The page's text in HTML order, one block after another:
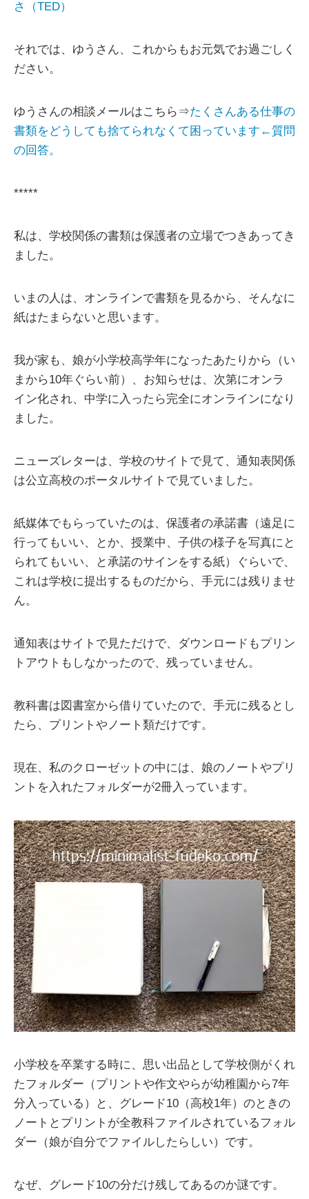
さ（TED）
それでは、ゆうさん、これからもお元気でお過ごしく
ださい。
ゆうさんの相談メールはこちら⇒たくさんある仕事の
書類をどうしても捨てられなくて困っています←質問
の回答。
*****
私は、学校関係の書類は保護者の立場でつきあってき
ました。
いまの人は、オンラインで書類を見るから、そんなに
紙はたまらないと思います。
我が家も、娘が小学校高学年になったあたりから（い
まから10年ぐらい前）、お知らせは、次第にオンラ
イン化され、中学に入ったら完全にオンラインになり
ました。
ニューズレターは、学校のサイトで見て、通知表関係
は公立高校のポータルサイトで見ていました。
紙媒体でもらっていたのは、保護者の承諾書（遠足に
行ってもいい、とか、授業中、子供の様子を写真にと
られてもいい、と承諾のサインをする紙）ぐらいで、
これは学校に提出するものだから、手元には残りませ
ん。
通知表はサイトで見ただけで、ダウンロードもプリン
トアウトもしなかったので、残っていません。
教科書は図書室から借りていたので、手元に残るとし
たら、プリントやノート類だけです。
現在、私のクローゼットの中には、娘のノートやプリ
ントを入れたフォルダーが2冊入っています。
小学校を卒業する時に、思い出品として学校側がくれ
たフォルダー（プリントや作文やらが幼稚園から7年
分入っている）と、グレード10（高校1年）のときの
ノートとプリントが全教科ファイルされているフォル
ダー（娘が自分でファイルしたらしい）です。
なぜ、グレード10の分だけ残してあるのか謎です。